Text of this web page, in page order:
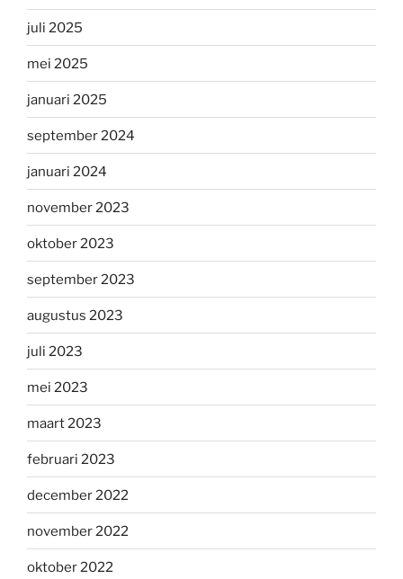
juli 2025
mei 2025
januari 2025
september 2024
januari 2024
november 2023
oktober 2023
september 2023
augustus 2023
juli 2023
mei 2023
maart 2023
februari 2023
december 2022
november 2022
oktober 2022